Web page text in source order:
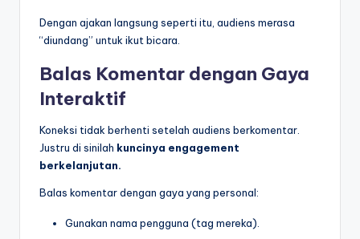
Dengan ajakan langsung seperti itu, audiens merasa
“diundang” untuk ikut bicara.
Balas Komentar dengan Gaya
Interaktif
Koneksi tidak berhenti setelah audiens berkomentar.
Justru di sinilah kuncinya engagement
berkelanjutan.
Balas komentar dengan gaya yang personal:
Gunakan nama pengguna (tag mereka).